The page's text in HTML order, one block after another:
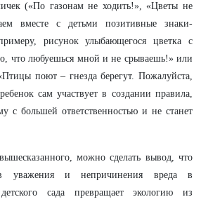
(«По газонам не ходить!», «Цветы не
вместе с детьми позитивные знаки-
рисунок улыбающегося цветка с
что любуешься мной и не срываешь!» или
поют – гнезда берегут. Пожалуйста,
сам участвует в создании правила,
с большей ответственностью и не станет
можно сделать вывод, что
уважения и непричинения вреда в
сада превращает экологию из